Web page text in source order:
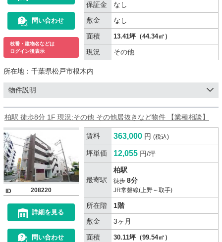
問い合わせ
枝番・建物名などは
ログイン後表示
保証金
なし
敷金
なし
面積
13.41坪（44.34㎡）
現況 その他
所在地： 千葉県松戸市根木内
物件説明
柏駅 徒歩8分 1F 現況:その他 その他居抜きなど物件 【業種相談】
ID 208220
詳細を見る
問い合わせ
賃料 363,000 円 (税込)
坪単価 12,055 円/坪
最寄駅
柏駅
徒歩 8分
JR常磐線(上野～取手)
所在階
1階
敷金
3ヶ月
面積
30.11坪（99.54㎡）